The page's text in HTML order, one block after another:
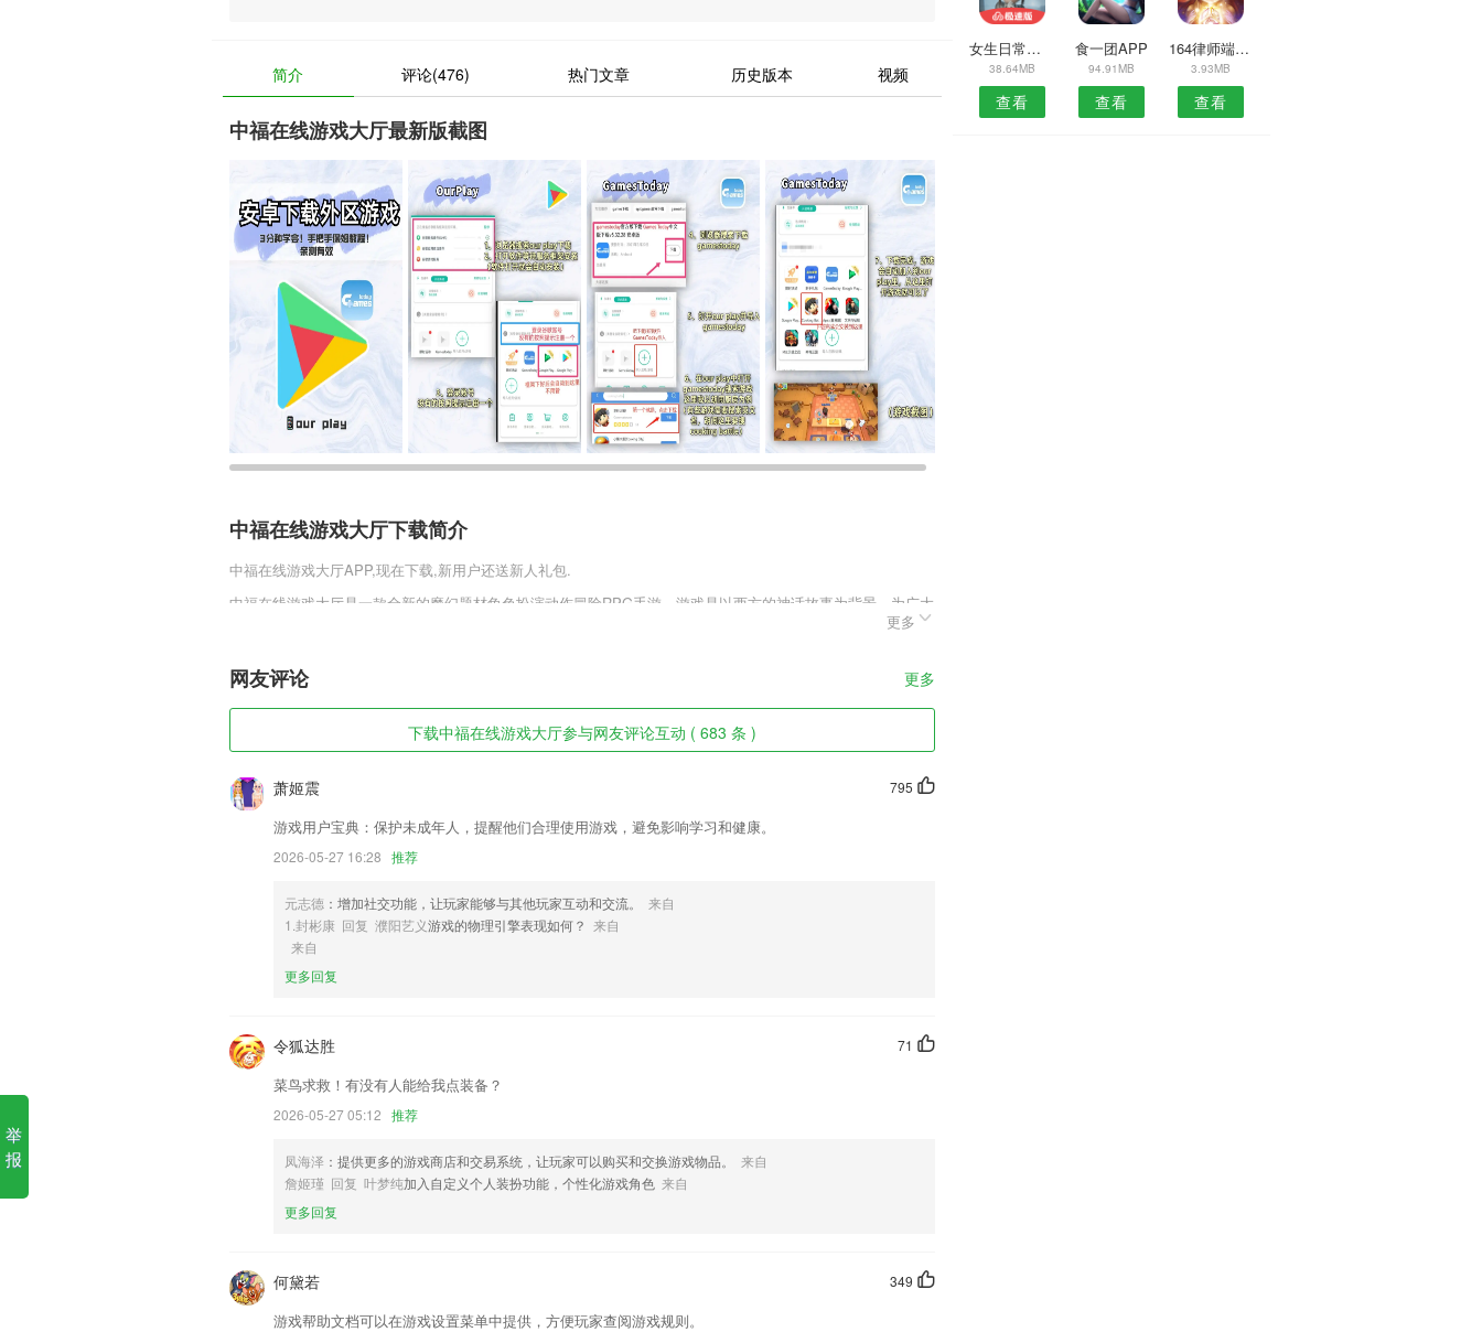
简介 评论(476) 热门文章 历史版本 视频
中福在线游戏大厅最新版截图
中福在线游戏大厅下载简介
中福在线游戏大厅APP,现在下载,新用户还送新人礼包.
中福在线游戏大厅是一款全新的魔幻题材角色扮演动作冒险RPG手游，游戏是以西方的神话故事为背景，为广大
的玩家打造了一个暗黑的世界，惟妙惟肖的人物形象，跌岩起伏的故事情节，丰富多样的玩法模式，简单易上手
要错过!
1,全面满足家长的使用需求，让孩子每天认真学习。
2,口袋模式：当手机放入衣服口袋后，几秒钟内手机就会启动防盗锁(有提示音)，然后如果手机被掏出并且无法
解锁，手机就会响起防盗警报。
3,美化图片视频为动漫功能
4,农民可以在这里寻找合作伙伴和转移买家，而不用在网上找对象。
5,延保期间,可以不限次数的免费道路救援,不收取额外费用;
6,通过了解最完整的折扣优惠，用户可以更有效地查看各种折扣优惠。
中福在线游戏大厅软件优势
2.提供中级经济师考试视频课程
3.软件按照主页、直播课、优秀的作品、消息以及我的个人中心都为大家提供服务。
6.快速学英语必修练习和必修科目的练习，可以让你的学习更加方便，更加丰富。
隐私更改
升级 | 用户安全隐私升级
更多
网友评论 更多
下载中福在线游戏大厅参与网友评论互动 ( 683 条 )
795
萧姬震
游戏用户宝典：保护未成年人，提醒他们合理使用游戏，避免影响学习和健康。
2026-05-27 16:28 推荐
元志德 ：增加社交功能，让玩家能够与其他玩家互动和交流。
来自
1.封彬康 回复 濮阳艺义游戏的物理引擎表现如何？ 来自
来自
更多回复
71
令狐达胜
菜鸟求救！有没有人能给我点装备？
2026-05-27 05:12 推荐
凤海泽 ：提供更多的游戏商店和交易系统，让玩家可以购买和交换游戏物品。
来自
詹姬瑾 回复 叶梦纯加入自定义个人装扮功能，个性化游戏角色 来自
更多回复
349
何黛若
游戏帮助文档可以在游戏设置菜单中提供，方便玩家查阅游戏规则。
女生日常日志APP
38.64MB
查看
食一团APP
94.91MB
查看
164律师端安卓版
3.93MB
查看
举
报